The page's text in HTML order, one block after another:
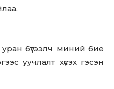
бүтээлч миний бие
уучлалт хүсэх гэсэн